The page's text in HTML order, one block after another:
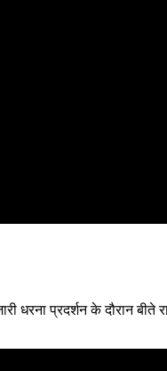
धरना प्रदर्शन के दौरान